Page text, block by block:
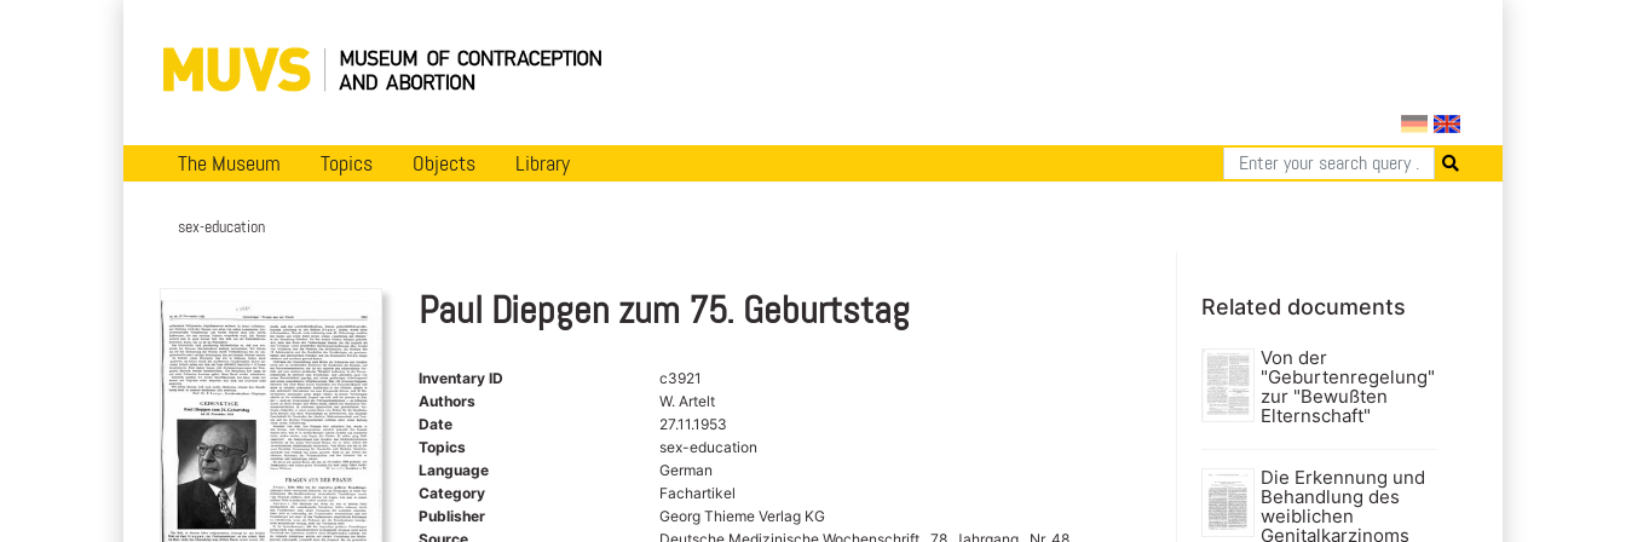
The Museum Topics Objects Library
sex-education
Paul Diepgen zum 75. Geburtstag
Inventary ID
c3921
Authors
W. Artelt
Date
27.11.1953
Topics
sex-education
Language
German
Category
Fachartikel
Publisher
Georg Thieme Verlag KG
Source
Deutsche Medizinische Wochenschrift , 78. Jahrgang , Nr. 48
Related documents
Von der
"Geburtenregelung"
zur "Bewußten
Elternschaft"
Die Erkennung und
Behandlung des
weiblichen
Genitalkarzinoms